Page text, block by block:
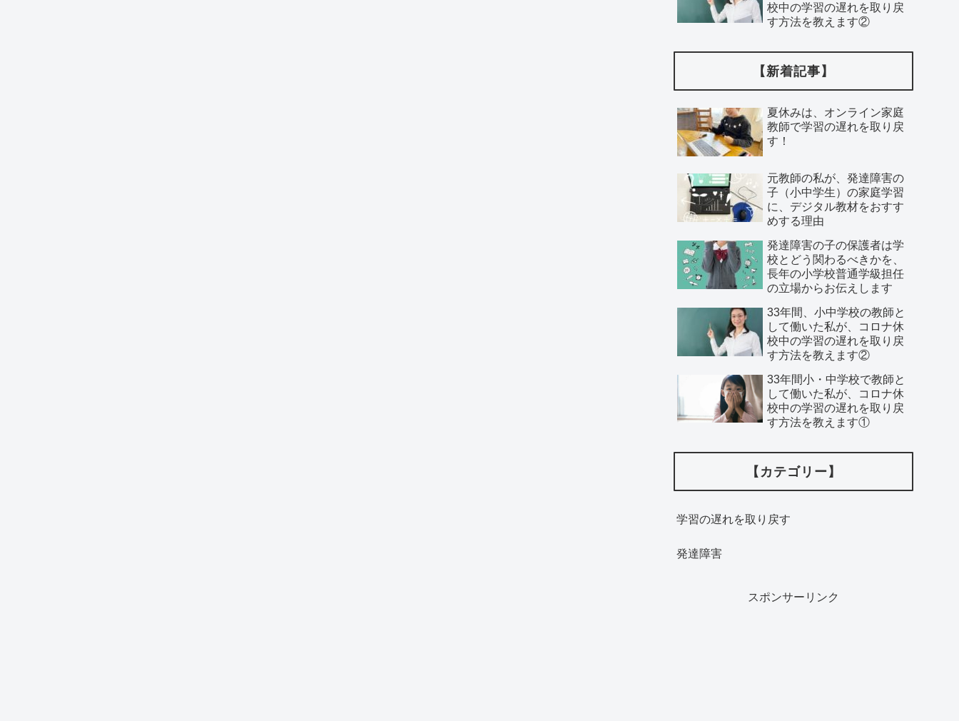
校中の学習の遅れを取り戻
す方法を教えます②
【新着記事】
夏休みは、オンライン家庭
教師で学習の遅れを取り戻
す！
元教師の私が、発達障害の
子（小中学生）の家庭学習
に、デジタル教材をおすす
めする理由
発達障害の子の保護者は学
校とどう関わるべきかを、
長年の小学校普通学級担任
の立場からお伝えします
33年間、小中学校の教師と
して働いた私が、コロナ休
校中の学習の遅れを取り戻
す方法を教えます②
33年間小・中学校で教師と
して働いた私が、コロナ休
校中の学習の遅れを取り戻
す方法を教えます①
【カテゴリー】
学習の遅れを取り戻す
発達障害
スポンサーリンク